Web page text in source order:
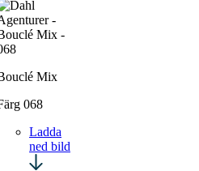
Mix
068
Ladda
ned bild